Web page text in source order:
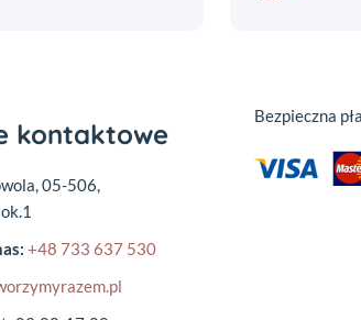
kontaktowe
05-506,
+48 733 637 530
Bezpieczna